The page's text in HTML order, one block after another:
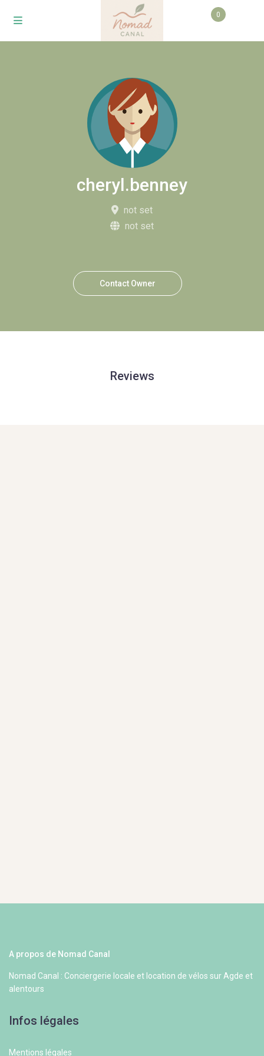
0
cheryl.benney
not set
not set
Contact Owner
Reviews
A propos de Nomad Canal
Nomad Canal : Conciergerie locale et location de vélos sur Agde et
alentours
Infos légales
Mentions légales